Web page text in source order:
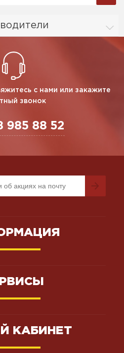
с нами или закажите
звонок
985 88 52
КАБИНЕТ